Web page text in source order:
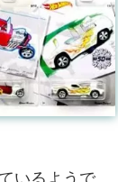
いるようで